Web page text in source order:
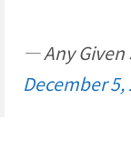
— Any Given
December 5,